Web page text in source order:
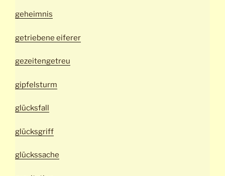
geheimnis
getriebene eiferer
gezeitengetreu
gipfelsturm
glücksfall
glücksgriff
glückssache